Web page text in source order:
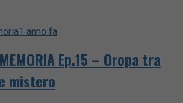
1 anno fa
Ep.15 – Oropa tra
mistero